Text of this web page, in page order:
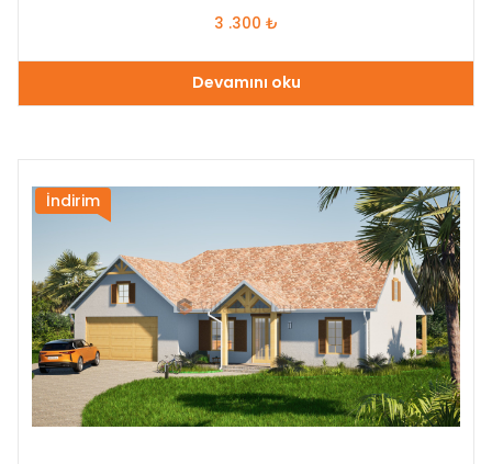
3 .300 ₺
Devamını oku
İndirim